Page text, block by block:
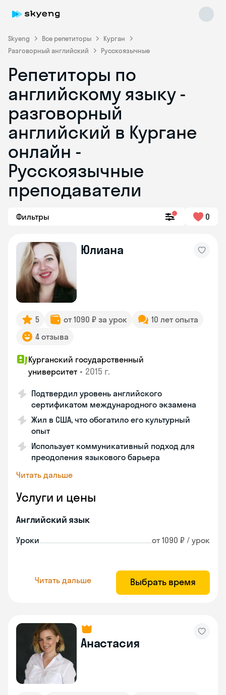
Skyeng Все репетиторы
Курган
Разговорный английский
Русскоязычные
Репетиторы по
английскому языку -
разговорный
английский в Кургане
онлайн -
Русскоязычные
преподаватели
Фильтры 0
Юлиана
5 от 1090 ₽ за урок
10 лет опыта
4 отзыва
Курганский государственный
университет • 2015 г.
Подтвердил уровень английского
сертификатом международного экзамена
Жил в США, что обогатило его культурный
опыт
Использует коммуникативный подход для
преодоления языкового барьера
Читать дальше
Услуги и цены
Английский язык
Уроки от 1090 ₽ / урок
Читать дальше Выбрать время
Анастасия
Skyeng Chat